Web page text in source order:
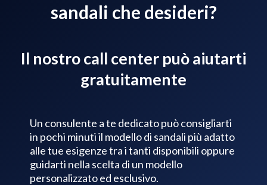
sandali che desideri?
Il nostro call center può aiutarti
gratuitamente
Un consulente a te dedicato può consigliarti
in pochi minuti il modello di sandali più adatto
alle tue esigenze tra i tanti disponibili oppure
guidarti nella scelta di un modello
personalizzato ed esclusivo.